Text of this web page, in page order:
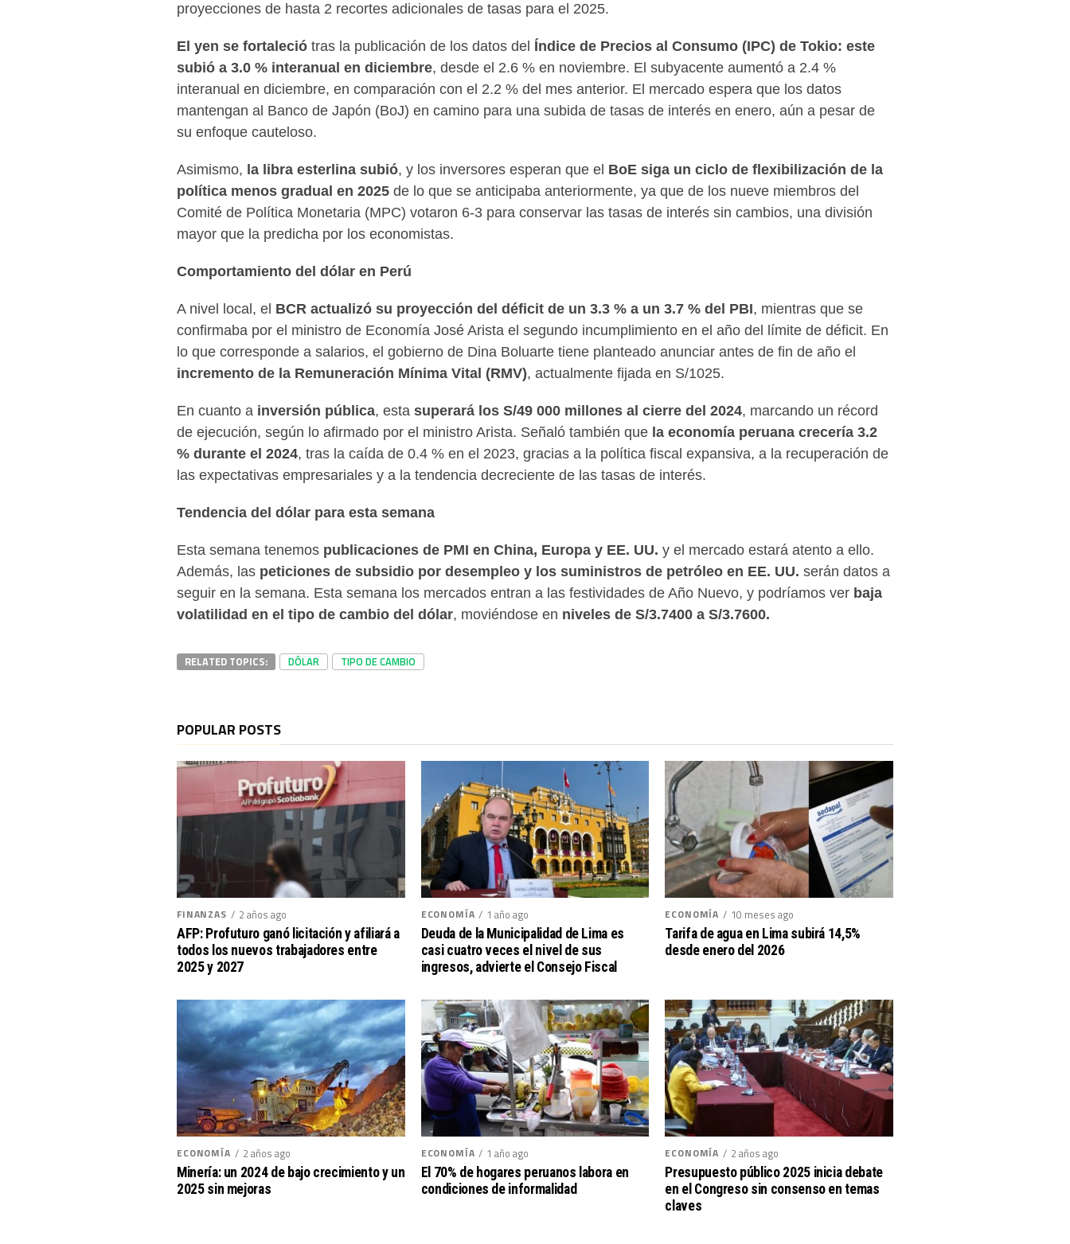
proyecciones de hasta 2 recortes adicionales de tasas para el 2025.
El yen se fortaleció tras la publicación de los datos del Índice de Precios al Consumo (IPC) de Tokio: este
subió a 3.0 % interanual en diciembre, desde el 2.6 % en noviembre. El subyacente aumentó a 2.4 %
interanual en diciembre, en comparación con el 2.2 % del mes anterior. El mercado espera que los datos
mantengan al Banco de Japón (BoJ) en camino para una subida de tasas de interés en enero, aún a pesar de
su enfoque cauteloso.
Asimismo, la libra esterlina subió, y los inversores esperan que el BoE siga un ciclo de flexibilización de la
política menos gradual en 2025 de lo que se anticipaba anteriormente, ya que de los nueve miembros del
Comité de Política Monetaria (MPC) votaron 6-3 para conservar las tasas de interés sin cambios, una división
mayor que la predicha por los economistas.
Comportamiento del dólar en Perú
A nivel local, el BCR actualizó su proyección del déficit de un 3.3 % a un 3.7 % del PBI, mientras que se
confirmaba por el ministro de Economía José Arista el segundo incumplimiento en el año del límite de déficit. En
lo que corresponde a salarios, el gobierno de Dina Boluarte tiene planteado anunciar antes de fin de año el
incremento de la Remuneración Mínima Vital (RMV), actualmente fijada en S/1025.
En cuanto a inversión pública, esta superará los S/49 000 millones al cierre del 2024, marcando un récord
de ejecución, según lo afirmado por el ministro Arista. Señaló también que la economía peruana crecería 3.2
% durante el 2024, tras la caída de 0.4 % en el 2023, gracias a la política fiscal expansiva, a la recuperación de
las expectativas empresariales y a la tendencia decreciente de las tasas de interés.
Tendencia del dólar para esta semana
Esta semana tenemos publicaciones de PMI en China, Europa y EE. UU. y el mercado estará atento a ello.
Además, las peticiones de subsidio por desempleo y los suministros de petróleo en EE. UU. serán datos a
seguir en la semana. Esta semana los mercados entran a las festividades de Año Nuevo, y podríamos ver baja
volatilidad en el tipo de cambio del dólar, moviéndose en niveles de S/3.7400 a S/3.7600.
RELATED TOPICS: DÓLAR TIPO DE CAMBIO
POPULAR POSTS
FINANZAS
2 años ago
AFP: Profuturo ganó licitación y afiliará a
todos los nuevos trabajadores entre
2025 y 2027
ECONOMÍA
1 año ago
Deuda de la Municipalidad de Lima es
casi cuatro veces el nivel de sus
ingresos, advierte el Consejo Fiscal
ECONOMÍA
10 meses ago
Tarifa de agua en Lima subirá 14,5%
desde enero del 2026
ECONOMÍA
2 años ago
Minería: un 2024 de bajo crecimiento y un
2025 sin mejoras
ECONOMÍA
1 año ago
El 70% de hogares peruanos labora en
condiciones de informalidad
ECONOMÍA
2 años ago
Presupuesto público 2025 inicia debate
en el Congreso sin consenso en temas
claves